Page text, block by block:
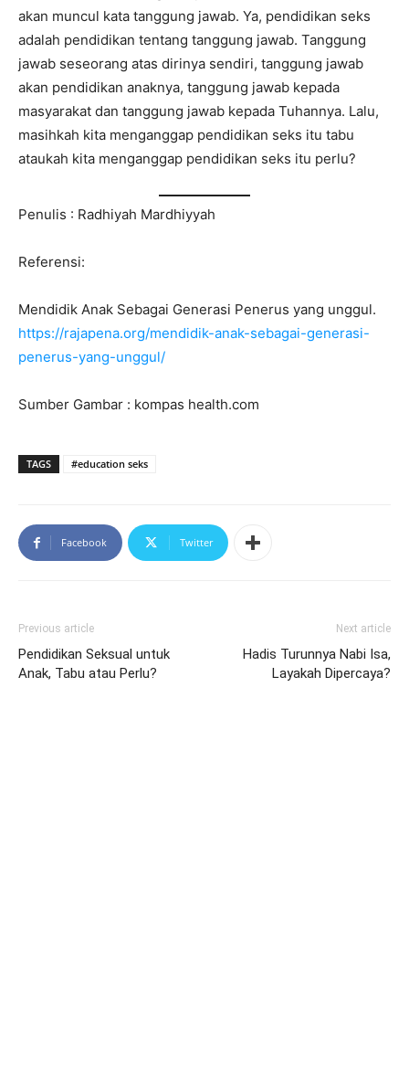
akan muncul kata tanggung jawab. Ya, pendidikan seks
adalah pendidikan tentang tanggung jawab. Tanggung
jawab seseorang atas dirinya sendiri, tanggung jawab
akan pendidikan anaknya, tanggung jawab kepada
masyarakat dan tanggung jawab kepada Tuhannya. Lalu,
masihkah kita menganggap pendidikan seks itu tabu
ataukah kita menganggap pendidikan seks itu perlu?
Penulis : Radhiyah Mardhiyyah
Referensi:
Mendidik Anak Sebagai Generasi Penerus yang unggul.
https://rajapena.org/mendidik-anak-sebagai-generasi-
penerus-yang-unggul/
Sumber Gambar : kompas health.com
TAGS #education seks
Facebook Twitter
Previous article
Pendidikan Seksual untuk
Anak, Tabu atau Perlu?
Next article
Hadis Turunnya Nabi Isa,
Layakah Dipercaya?